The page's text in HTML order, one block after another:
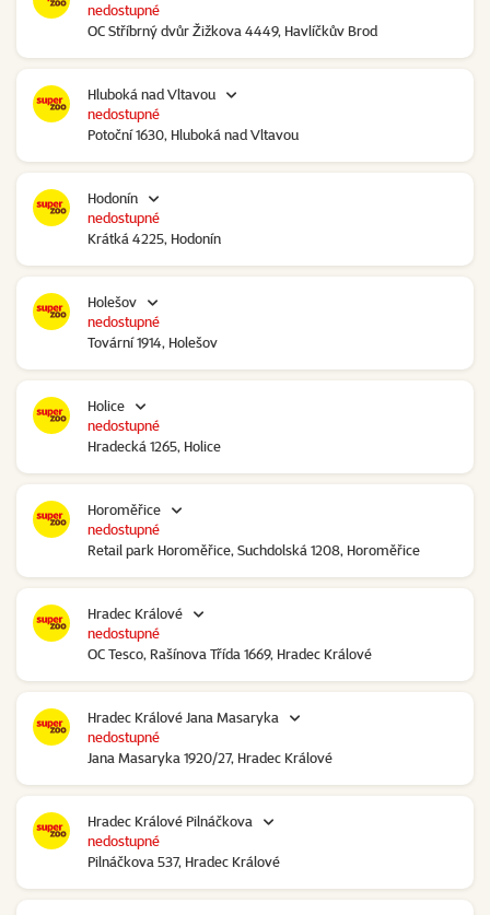
OC Stříbrný dvůr Žižkova 4449, Havlíčkův Brod
nedostupné
Hluboká nad Vltavou
Potoční 1630, Hluboká nad Vltavou
nedostupné
Hodonín
Krátká 4225, Hodonín
nedostupné
Holešov
Tovární 1914, Holešov
nedostupné
Holice
Hradecká 1265, Holice
nedostupné
Horoměřice
Retail park Horoměřice, Suchdolská 1208, Horoměřice
nedostupné
Hradec Králové
OC Tesco, Rašínova Třída 1669, Hradec Králové
nedostupné
Hradec Králové Jana Masaryka
Jana Masaryka 1920/27, Hradec Králové
nedostupné
Hradec Králové Pilnáčkova
Pilnáčkova 537, Hradec Králové
nedostupné